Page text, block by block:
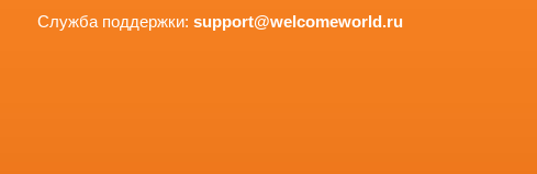
Служба поддержки: support@welcomeworld.ru